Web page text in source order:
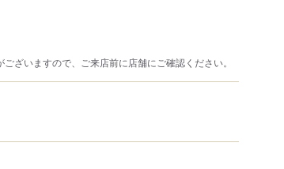
ざいますので、ご来店前に店舗にご確認ください。